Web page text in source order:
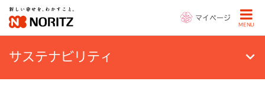
マイページ
MENU
サステナビリティ